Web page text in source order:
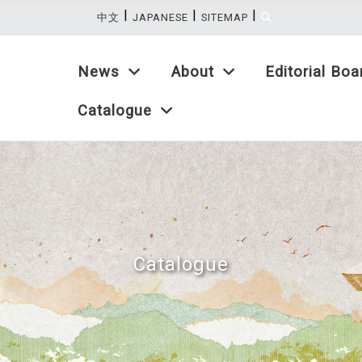
News About Editorial
Catalogue
中文 | JAPANESE | SITEMAP |
Catalogue